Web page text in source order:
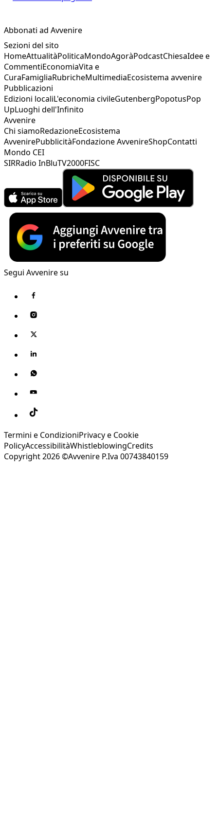
Abbonati ad Avvenire
Sezioni del sito
HomeAttualitàPoliticaMondoAgoràPodcastChiesaIdee e
CommentiEconomiaVita e
CuraFamigliaRubricheMultimediaEcosistema avvenire
Pubblicazioni
Edizioni localiL'economia civileGutenbergPopotusPop
UpLuoghi dell'Infinito
Avvenire
Chi siamoRedazioneEcosistema
AvvenirePubblicitàFondazione AvvenireShopContatti
Mondo CEI
SIRRadio InBluTV2000FISC
Segui Avvenire su
Termini e CondizioniPrivacy e Cookie
PolicyAccessibilitàWhistleblowingCredits
Copyright 2026 ©Avvenire P.Iva 00743840159